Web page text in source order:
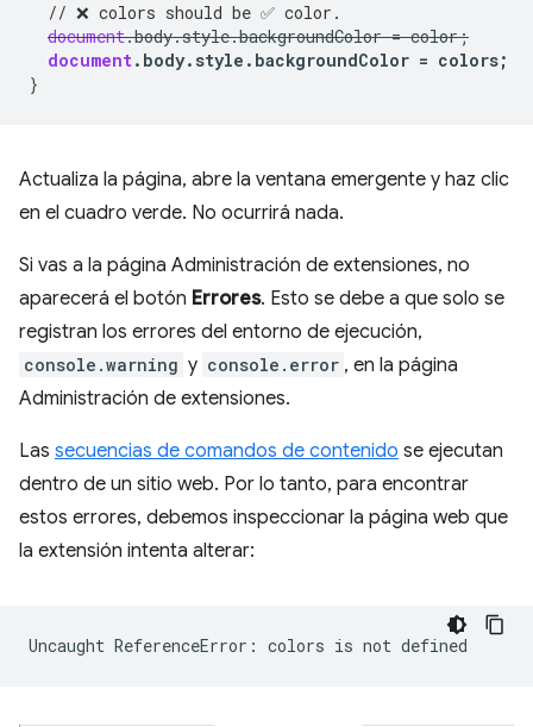
// ❌ colors should be ✅ color.
document.body.style.backgroundColor = color;
document. body. style . backgroundColor = colors;
}
Actualiza la página, abre la ventana emergente y haz clic
en el cuadro verde. No ocurrirá nada.
Si vas a la página Administración de extensiones, no
aparecerá el botón Errores. Esto se debe a que solo se
registran los errores del entorno de ejecución,
console.warning y console.error , en la página
Administración de extensiones.
Las secuencias de comandos de contenido se ejecutan
dentro de un sitio web. Por lo tanto, para encontrar
estos errores, debemos inspeccionar la página web que
la extensión intenta alterar:
Uncaught ReferenceError: colors is not